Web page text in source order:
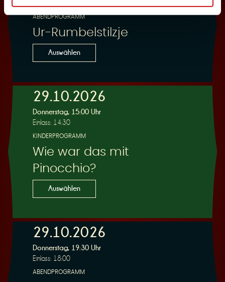
ABENDPROGRAMM
Ur-Rumbelstilzje
Auswählen
29.10.2026
Donnerstag, 15:00 Uhr
Einlass: 14:30
KINDERPROGRAMM
Wie war das mit
Pinocchio?
Auswählen
29.10.2026
Donnerstag, 19:30 Uhr
Einlass: 18:00
ABENDPROGRAMM